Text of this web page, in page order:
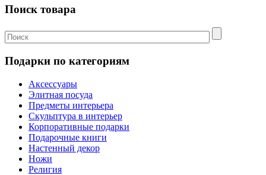
Поиск товара
Подарки по категориям
Аксессуары
Элитная посуда
Предметы интерьера
Скульптура в интерьер
Корпоративные подарки
Подарочные книги
Настенный декор
Ножи
Религия